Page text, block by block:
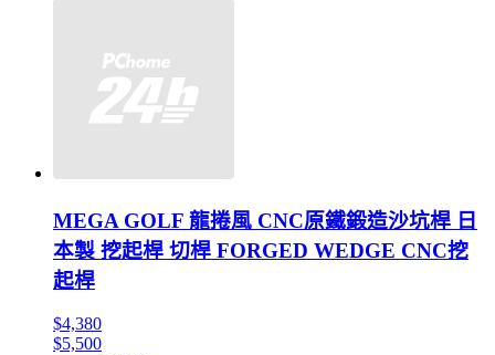
MEGA GOLF 龍捲風 CNC原鐵鍛造沙坑桿 日
本製 挖起桿 切桿 FORGED WEDGE CNC挖
起桿
$4,380
$5,500